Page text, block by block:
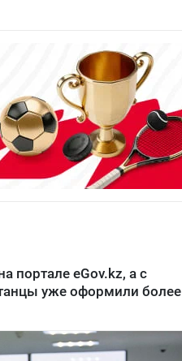
портале eGov.kz, а с
уже оформили более